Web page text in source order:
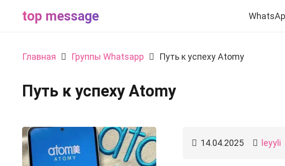
top message
Главная Группы Whatsapp Путь к успеху Atomy
Путь к успеху Atomy
14.04.2025 leyyli